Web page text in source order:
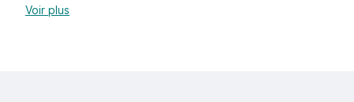
Voir plus